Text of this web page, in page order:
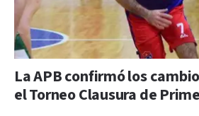
La APB confirmó los
el Torneo Clausura de